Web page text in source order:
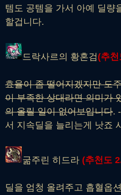
템도 공템을 가서 아예 딜량
할겁니다.
드락사르의 황혼검(추천
효율이 좀 떨어지겠지만 도
이 부족한 상대라면 의미가
의 올릴 일이 없어보입니다.
서 지속딜을 늘리는게 낫죠
굶주린 히드라 (추천도
딜을 엄청 올려주고 흡혈옵